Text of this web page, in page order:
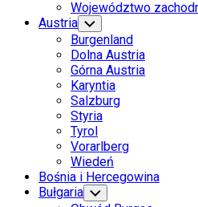
Województwo
Austria Toggle
Child
Menu
Burgenland
Dolna Austria
Górna Austria
Karyntia
Salzburg
Styria
Tyrol
Vorarlberg
Wiedeń
Bośnia i Hercegowina
Bułgaria Toggle
Child